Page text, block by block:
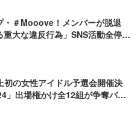
・＃Mooove！メンバーが脱退
重大な違反行為」SNS活動全停
初の女性アイドル予選会開催決
」出場権かけ全12組が争奪バト